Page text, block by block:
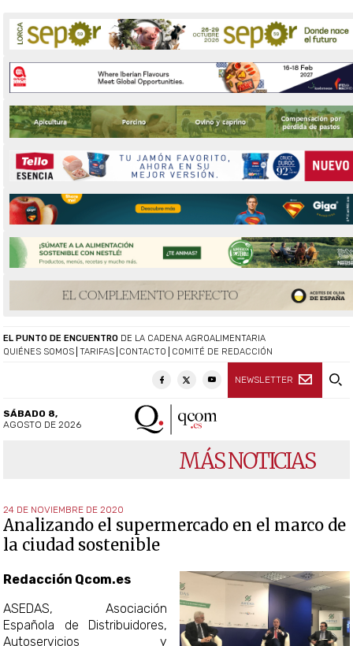
QUIÉNES SOMOS TARIFAS CONTACTO COMITÉ DE REDACCIÓN
NEWSLETTER
EL PUNTO DE ENCUENTRO DE LA CADENA AGROALIMENTARIA
SÁBADO 8,
AGOSTO DE 2026
MÁS NOTICIAS
24 DE NOVIEMBRE DE 2020
Analizando el supermercado en el marco de
la ciudad sostenible
Redacción Qcom.es
ASEDAS, Asociación
Española de Distribuidores,
Autoservicios y